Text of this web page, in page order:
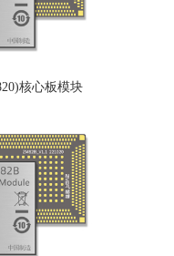
核心板模块